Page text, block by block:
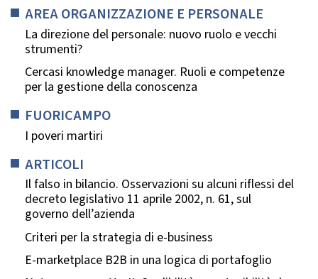
AREA ORGANIZZAZIONE E PERSONALE
La direzione del personale: nuovo ruolo e vecchi
strumenti?
Cercasi knowledge manager. Ruoli e competenze
per la gestione della conoscenza
FUORICAMPO
I poveri martiri
ARTICOLI
Il falso in bilancio. Osservazioni su alcuni riflessi del
decreto legislativo 11 aprile 2002, n. 61, sul
governo dell’azienda
Criteri per la strategia di e-business
E-marketplace B2B in una logica di portafoglio